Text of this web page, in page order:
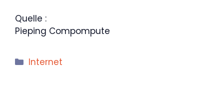
Quelle :
Pieping Compompute
Kategorien
Internet